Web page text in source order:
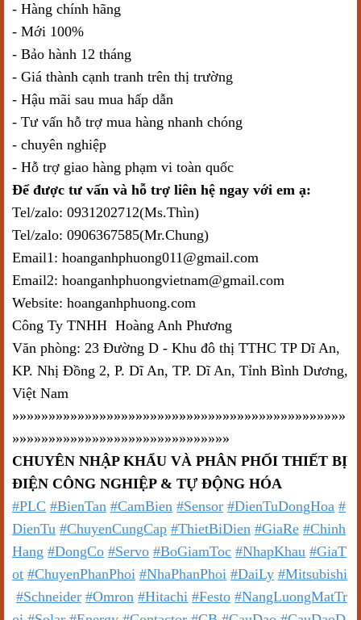
- Hàng chính hãng
- Mới 100%
- Bảo hành 12 tháng
- Giá thành cạnh tranh trên thị trường
- Hậu mãi sau mua hấp dẫn
- Tư vấn hỗ trợ mua hàng nhanh chóng
- chuyên nghiệp
- Hỗ trợ giao hàng phạm vi toàn quốc
Để được tư vấn và hỗ trợ liên hệ ngay với em ạ:
Tel/zalo: 0931202712(Ms.Thìn)
Tel/zalo: 0906367585(Mr.Chung)
Email1: hoanganhphuong011@gmail.com
Email2: hoanganhphuongvietnam@gmail.com
Website: hoanganhphuong.com
Công Ty TNHH Hoàng Anh Phương
Văn phòng: 23 Đường D - Khu đô thị TTHC TP Dĩ An,
KP. Nhị Đồng 2, P. Dĩ An, TP. Dĩ An, Tỉnh Bình Dương,
Việt Nam
»»»»»»»»»»»»»»»»»»»»»»»»»»»»»»»»»»»»»»»»»»»»»»
»»»»»»»»»»»»»»»»»»»»»»»»»»»»»»
CHUYÊN NHẬP KHẨU VÀ PHÂN PHỐI THIẾT BỊ
ĐIỆN CÔNG NGHIỆP & TỰ ĐỘNG HÓA
#PLC #BienTan #CamBien #Sensor #DienTuDongHoa #
DienTu #ChuyenCungCap #ThietBiDien #GiaRe #Chinh
Hang #DongCo #Servo #BoGiamToc #NhapKhau #GiaT
ot #ChuyenPhanPhoi #NhaPhanPhoi #DaiLy #Mitsubishi
#Schneider #Omron #Hitachi #Festo #NangLuongMatTr